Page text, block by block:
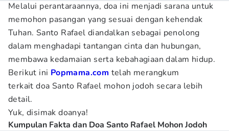
Melalui perantaraannya, doa ini menjadi sarana untuk
memohon pasangan yang sesuai dengan kehendak
Tuhan. Santo Rafael diandalkan sebagai penolong
dalam menghadapi tantangan cinta dan hubungan,
membawa kedamaian serta kebahagiaan dalam hidup.
Berikut ini Popmama.com telah merangkum
terkait doa Santo Rafael mohon jodoh secara lebih
detail.
Yuk, disimak doanya!
Kumpulan Fakta dan Doa Santo Rafael Mohon Jodoh